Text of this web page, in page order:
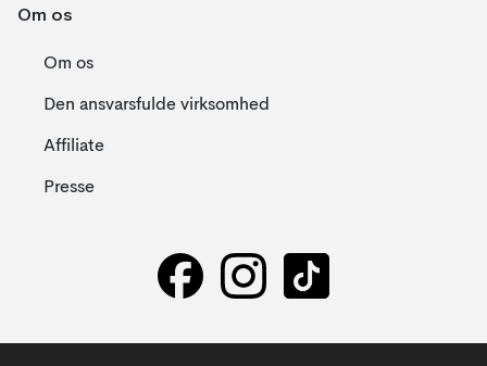
Om os
Om os
Den ansvarsfulde virksomhed
Affiliate
Presse